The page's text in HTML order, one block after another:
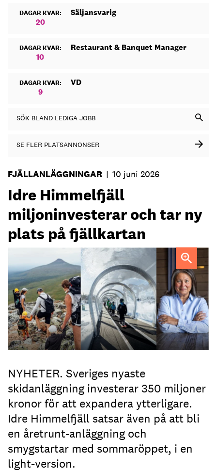
DAGAR KVAR:
20
Säljansvarig
DAGAR KVAR:
10
Restaurant & Banquet Manager
DAGAR KVAR:
9
VD
SÖK BLAND LEDIGA JOBB
SE FLER PLATSANNONSER
FJÄLLANLÄGGNINGAR | 10 juni 2026
Idre Himmelfjäll
miljoninvesterar och tar ny
plats på fjällkartan
Idre Himmelfjäll tar nästa steg med bland annat mer
utmanande skidåkning, berättar vd Mari Tara.
NYHETER. Sveriges nyaste
skidanläggning investerar 350 miljoner
kronor för att expandera ytterligare.
Idre Himmelfjäll satsar även på att bli
en åretrunt-anläggning och
smygstartar med sommaröppet, i en
light-version.